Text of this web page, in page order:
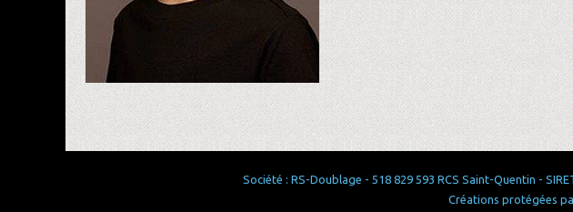
Société : RS-Doublage - 518 829 593 RCS Saint-Quentin -
Créations protégées